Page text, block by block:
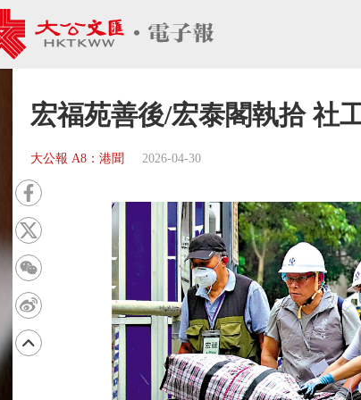
宏福苑善後/宏泰閣執拾 社
大公報 A8：港聞 2026-04-30